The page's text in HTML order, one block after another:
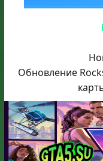
Обновление